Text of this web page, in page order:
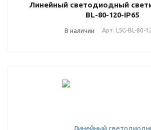
Линейный светодиодный
BL-80-120-IP65
В наличии Арт. LSG-BL-80-